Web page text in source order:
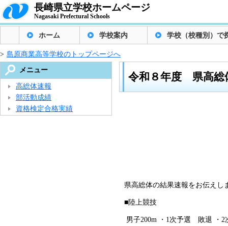
長崎県立学校ホームページ
Nagasaki Prefectural Schools
ホーム 学校案内 学校（校種別）で
> 島原商業高等学校のトップページへ
令和８年度 県高総
県高総体の結果速報をお伝えし
■陸上競技
男子200m ・1次予選 敗退 ・
メニュー
高総体速報
部活動成績
資格検定合格実績